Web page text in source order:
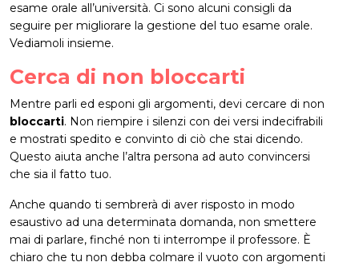
esame orale all’università. Ci sono alcuni consigli da
seguire per migliorare la gestione del tuo esame orale.
Vediamoli insieme.
Cerca di non bloccarti
Mentre parli ed esponi gli argomenti, devi cercare di non
bloccarti. Non riempire i silenzi con dei versi indecifrabili
e mostrati spedito e convinto di ciò che stai dicendo.
Questo aiuta anche l’altra persona ad auto convincersi
che sia il fatto tuo.
Anche quando ti sembrerà di aver risposto in modo
esaustivo ad una determinata domanda, non smettere
mai di parlare, finché non ti interrompe il professore. È
chiaro che tu non debba colmare il vuoto con argomenti